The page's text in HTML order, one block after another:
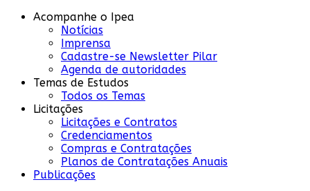
Acompanhe o Ipea
Notícias
Imprensa
Cadastre-se Newsletter Pilar
Agenda de autoridades
Temas de Estudos
Todos os Temas
Licitações
Licitações e Contratos
Credenciamentos
Compras e Contratações
Planos de Contratações Anuais
Publicações